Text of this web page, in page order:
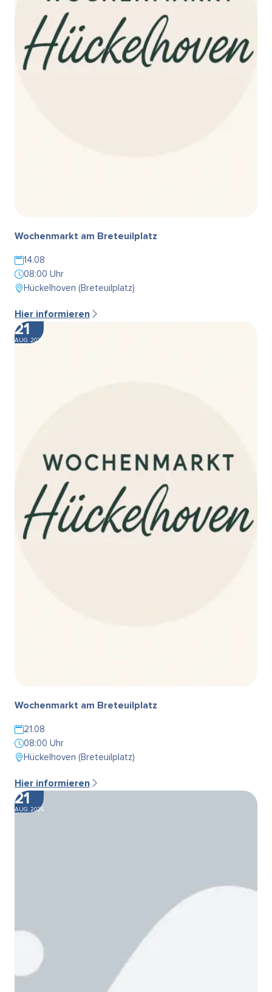
Wochenmarkt am Breteuilplatz
14.08
08:00 Uhr
Hückelhoven (Breteuilplatz)
Hier informieren
21
AUG. 2026
Wochenmarkt am Breteuilplatz
21.08
08:00 Uhr
Hückelhoven (Breteuilplatz)
Hier informieren
21
AUG. 2026